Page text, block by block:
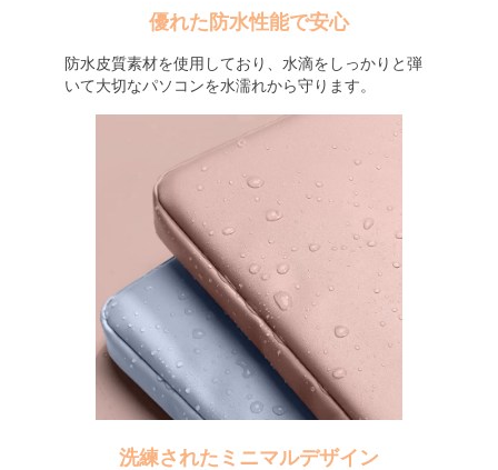
優れた防水性能で安心
防水皮質素材を使用しており、水滴をしっかりと弾
いて大切なパソコンを水濡れから守ります。
洗練されたミニマルデザイン